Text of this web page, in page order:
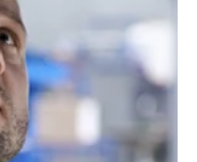
Bremsetjek
Stenslag og
rudeskift
Buler og
skader